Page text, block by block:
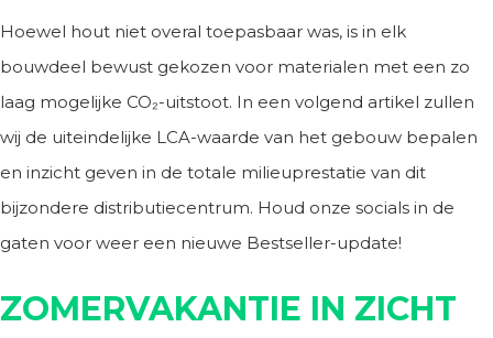
Hoewel hout niet overal toepasbaar was, is in elk
bouwdeel bewust gekozen voor materialen met een zo
laag mogelijke CO₂-uitstoot. In een volgend artikel zullen
wij de uiteindelijke LCA-waarde van het gebouw bepalen
en inzicht geven in de totale milieuprestatie van dit
bijzondere distributiecentrum. Houd onze socials in de
gaten voor weer een nieuwe Bestseller-update!
ZOMERVAKANTIE IN ZICHT